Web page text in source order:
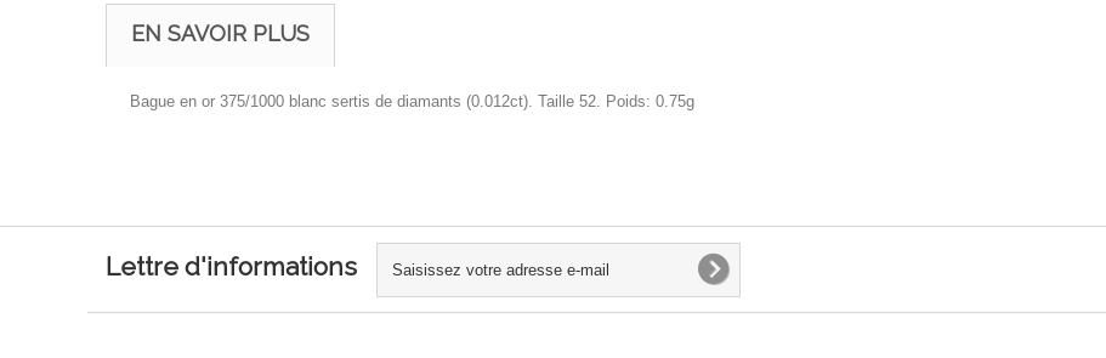
EN SAVOIR PLUS
Bague en or 375/1000 blanc sertis de diamants (0.012ct). Taille 52. Poids: 0.75g
Lettre d'informations